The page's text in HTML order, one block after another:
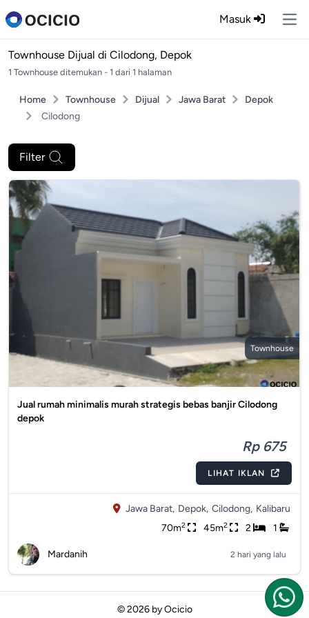
Masuk
Townhouse Dijual di Cilodong, Depok
1 Townhouse ditemukan - 1 dari 1 halaman
Home Townhouse Dijual Jawa Barat
Depok
Cilodong
Filter
Townhouse
Jual rumah minimalis murah strategis bebas banjir Cilodong
depok
Rp 675
LIHAT IKLAN
Jawa Barat, Depok, Cilodong, Kalibaru
70m2 45m2 2 1
Mardanih 2 hari yang lalu
© 2026 byOcicio